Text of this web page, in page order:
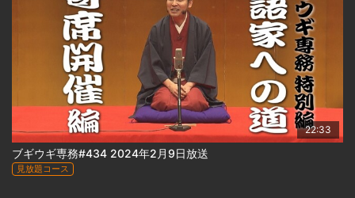
22:33
ブギウギ専務#434 2024年2月9日放送
見放題コース